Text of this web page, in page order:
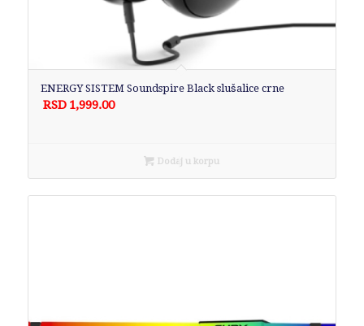
ENERGY SISTEM Soundspire Black slušalice crne
RSD 1,999.00
Dodaj u korpu